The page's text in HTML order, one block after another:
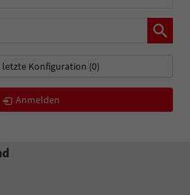
letzte Konfiguration (0)
Anmelden